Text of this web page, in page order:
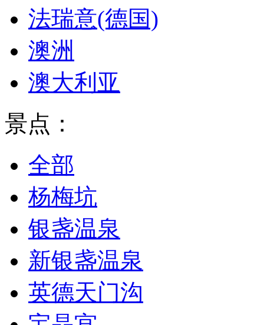
法瑞意(德国)
澳洲
澳大利亚
景点：
全部
杨梅坑
银盏温泉
新银盏温泉
英德天门沟